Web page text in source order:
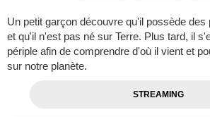
Un petit garçon découvre qu'il possède des
et qu'il n'est pas né sur Terre. Plus tard, il
périple afin de comprendre d'où il vient et
sur notre planète.
STREAMING